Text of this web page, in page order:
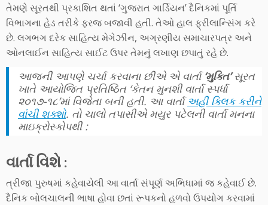
તેમણે સૂરતથી પ્રકાશિત થતાં ‘ગુજરાત ગાર્ડિયન’ દૈનિકમાં પૂર્તિ
વિભાગના હેડ તરીકે ફરજ બજાવી હતી. તેઓ હાલ ફ્રીલાન્સિંગ કરે
છે. લગભગ દરેક સાહિત્ય મેગેઝીન, અગ્રણીય સમાચારપત્ર અને
ઓનલાઈન સાહિત્ય સાઈટ ઉપર તેમનું લખાણ છપાતું રહે છે.
આજની આપણે ચર્ચા કરવાના છીએ એ વાર્તા‘મુક્તિ’સૂરત
ખાતે આયોજિત પ્રતિષ્ઠિત ‘કેતન મુનશી વાર્તા સ્પર્ધા
૨૦૧૭-૧૮’માં વિજેતા બની હતી. આ વાર્તાઅહીં ક્લિક કરીને
વાંચી શક્શો. તો ચાલો તપાસીએ મયુર પટેલની વાર્તા મનના
માઇક્રોસ્કોપથી :
વાર્તા વિશે :
ત્રીજા પુરુષમાં કહેવાયેલી આ વાર્તા સંપૂર્ણ અભિધામાં જ કહેવાઈ છે.
દૈનિક બોલચાલની ભાષા હોવા છતાં રૂપકનો હળવો ઉપયોગ કરવામાં